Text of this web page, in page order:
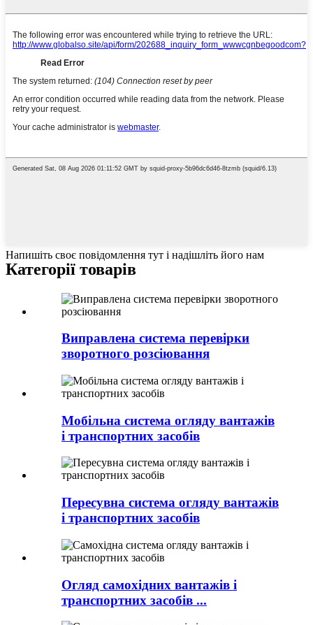
Напишіть своє повідомлення тут і надішліть його нам
Категорії товарів
Виправлена ​​система перевірки
зворотного розсіювання
Мобільна система огляду вантажів
і транспортних засобів
Пересувна система огляду вантажів
і транспортних засобів
Огляд самохідних вантажів і
транспортних засобів ...